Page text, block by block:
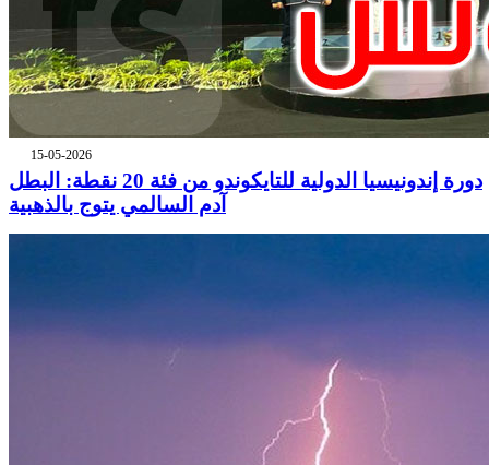
15-05-2026
دورة إندونيسيا الدولية للتايكوندو من فئة 20 نقطة: البطل
آدم السالمي يتوج بالذهبية